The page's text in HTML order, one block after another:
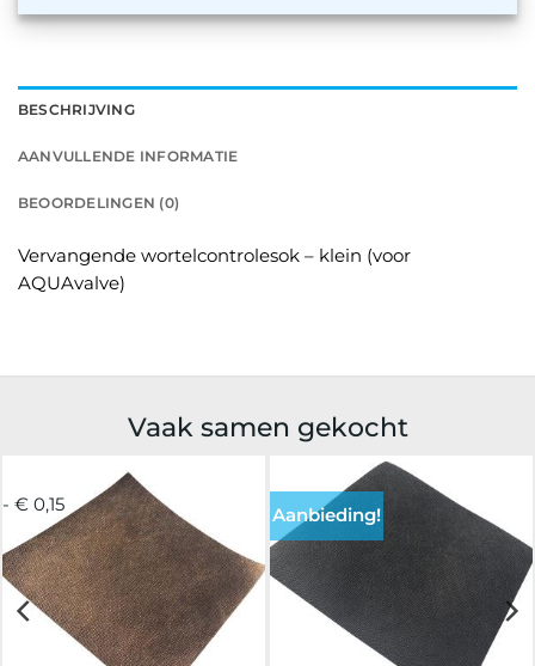
BESCHRIJVING
AANVULLENDE INFORMATIE
BEOORDELINGEN (0)
Vervangende wortelcontrolesok – klein (voor
AQUAvalve)
Vaak samen gekocht
- € 0,15 Aanbieding!